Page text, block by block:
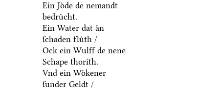
Ein Joͤde de nemandt
bedruͤcht.
Ein Water dat aͤn
ſchaden fluͤth /
Ock ein Wulff de nene
Schape thorith.
Vnd ein Woͤkener
ſunder Geldt /